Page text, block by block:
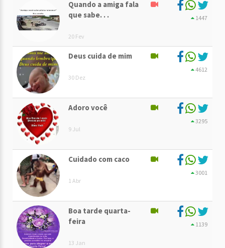
Quando a amiga fala
que sabe. . .
20 Fev
1447
Deus cuida de mim
30 Dez
4612
Adoro você
9 Jul
3295
Cuidado com caco
1 Abr
3001
Boa tarde quarta-
feira
13 Jan
1139